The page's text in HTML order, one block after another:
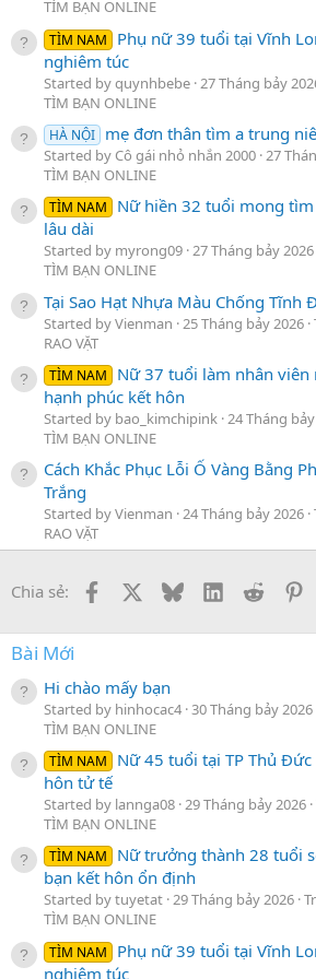
TÌM BẠN ONLINE
TÌM NAM
Phụ nữ 39 tuổi tại Vĩnh
nghiêm túc
Started by quynhbebe 27 Tháng bảy
TÌM BẠN ONLINE
HÀ NỘI mẹ đơn thân tìm a trung
Started by Cô gái nhỏ nhắn 2000 27
TÌM BẠN ONLINE
TÌM NAM
Nữ hiền 32 tuổi mong
lâu dài
Started by myrong09 27 Tháng bảy 2026
TÌM BẠN ONLINE
Tại Sao Hạt Nhựa Màu Chống Tĩnh
Started by Vienman 25 Tháng bảy 2026
RAO VẶT
TÌM NAM
Nữ 37 tuổi làm nhân
hạnh phúc kết hôn
Started by bao_kimchipink 24 Tháng
TÌM BẠN ONLINE
Cách Khắc Phục Lỗi Ố Vàng Bằng
Trắng
Started by Vienman 24 Tháng bảy 2026
RAO VẶT
Chia sẻ: Facebook BlueskyLinkedInReddit
Bài Mới
Hi chào mấy bạn
Started by hinhocac4 30 Tháng bảy 2026
TÌM BẠN ONLINE
TÌM NAM
Nữ 45 tuổi tại TP Thủ
hôn tử tế
Started by lannga08 29 Tháng bảy 2026
TÌM BẠN ONLINE
TÌM NAM
Nữ trưởng thành 28 tuổi
bạn kết hôn ổn định
Started by tuyetat 29 Tháng bảy 2026
TÌM BẠN ONLINE
TÌM NAM
Phụ nữ 39 tuổi tại Vĩnh
nghiêm túc